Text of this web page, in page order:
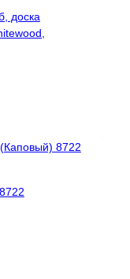
доска